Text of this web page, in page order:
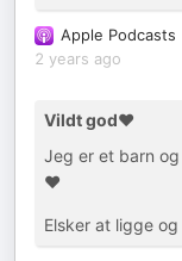
Apple Podcasts
2 years ago
Vildt god❤️
Jeg er et barn og
❤️
Elsker at ligge